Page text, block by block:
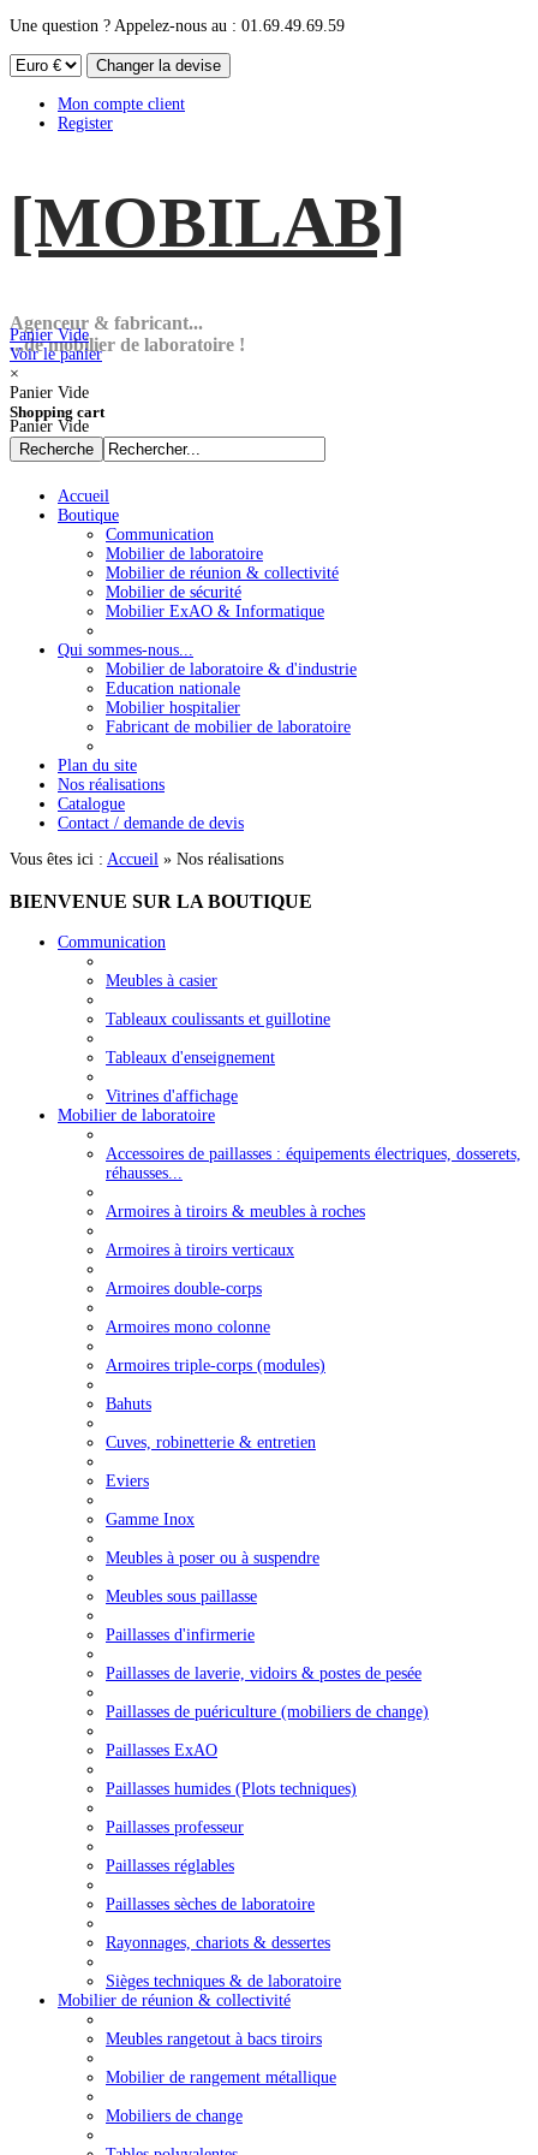
Une question ? Appelez-nous au : 01.69.49.69.59
Mon compte client
Register
[MOBILAB]
Agenceur & fabricant...
...de mobilier de laboratoire !
Panier Vide
Voir le panier
×
Panier Vide
Shopping cart
Panier Vide
Accueil
Boutique
Communication
Mobilier de laboratoire
Mobilier de réunion & collectivité
Mobilier de sécurité
Mobilier ExAO & Informatique
Qui sommes-nous...
Mobilier de laboratoire & d'industrie
Education nationale
Mobilier hospitalier
Fabricant de mobilier de laboratoire
Plan du site
Nos réalisations
Catalogue
Contact / demande de devis
Vous êtes ici : Accueil » Nos réalisations
BIENVENUE SUR LA BOUTIQUE
Communication
Meubles à casier
Tableaux coulissants et guillotine
Tableaux d'enseignement
Vitrines d'affichage
Mobilier de laboratoire
Accessoires de paillasses : équipements électriques, dosserets,
réhausses...
Armoires à tiroirs & meubles à roches
Armoires à tiroirs verticaux
Armoires double-corps
Armoires mono colonne
Armoires triple-corps (modules)
Bahuts
Cuves, robinetterie & entretien
Eviers
Gamme Inox
Meubles à poser ou à suspendre
Meubles sous paillasse
Paillasses d'infirmerie
Paillasses de laverie, vidoirs & postes de pesée
Paillasses de puériculture (mobiliers de change)
Paillasses ExAO
Paillasses humides (Plots techniques)
Paillasses professeur
Paillasses réglables
Paillasses sèches de laboratoire
Rayonnages, chariots & dessertes
Sièges techniques & de laboratoire
Mobilier de réunion & collectivité
Meubles rangetout à bacs tiroirs
Mobilier de rangement métallique
Mobiliers de change